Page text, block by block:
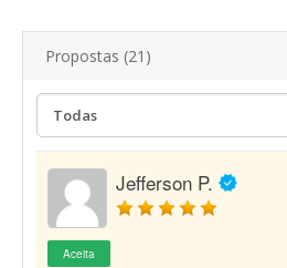
Propostas (21)
Jefferson P.
Aceita